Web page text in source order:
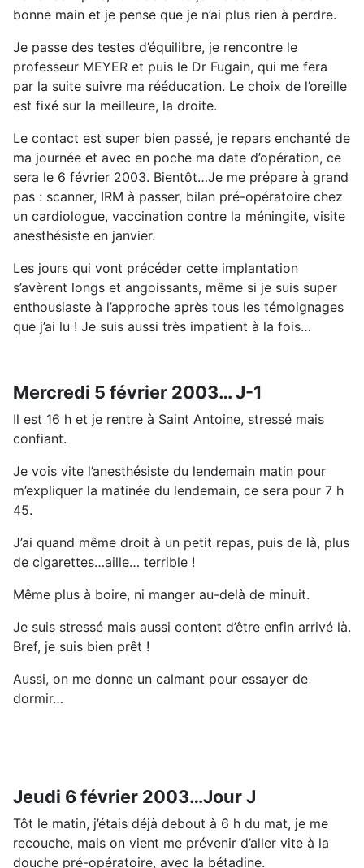
bonne main et je pense que je n’ai plus rien à perdre.
Je passe des testes d’équilibre, je rencontre le
professeur MEYER et puis le Dr Fugain, qui me fera
par la suite suivre ma rééducation. Le choix de l’oreille
est fixé sur la meilleure, la droite.
Le contact est super bien passé, je repars enchanté de
ma journée et avec en poche ma date d’opération, ce
sera le 6 février 2003. Bientôt…Je me prépare à grand
pas : scanner, IRM à passer, bilan pré-opératoire chez
un cardiologue, vaccination contre la méningite, visite
anesthésiste en janvier.
Les jours qui vont précéder cette implantation
s’avèrent longs et angoissants, même si je suis super
enthousiaste à l’approche après tous les témoignages
que j’ai lu ! Je suis aussi très impatient à la fois…
Mercredi 5 février 2003… J-1
Il est 16 h et je rentre à Saint Antoine, stressé mais
confiant.
Je vois vite l’anesthésiste du lendemain matin pour
m’expliquer la matinée du lendemain, ce sera pour 7 h
45.
J’ai quand même droit à un petit repas, puis de là, plus
de cigarettes…aille… terrible !
Même plus à boire, ni manger au-delà de minuit.
Je suis stressé mais aussi content d’être enfin arrivé là.
Bref, je suis bien prêt !
Aussi, on me donne un calmant pour essayer de
dormir…
Jeudi 6 février 2003…Jour J
Tôt le matin, j’étais déjà debout à 6 h du mat, je me
recouche, mais on vient me prévenir d’aller vite à la
douche pré-opératoire, avec la bétadine.